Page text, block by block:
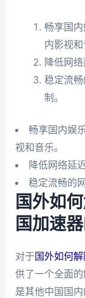
畅享国
内影视和
降低网
稳定流
制。
畅享国内娱
视和音乐。
降低网络延
稳定流畅的
国外如
国加速
对于国外如何
供了一个全面
是其他中国国